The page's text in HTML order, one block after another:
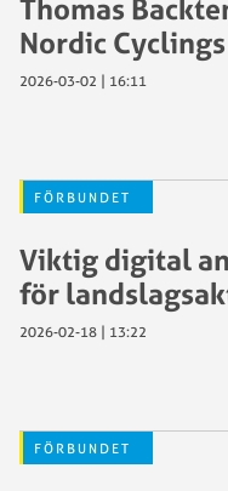
Thomas
Nordic
2026-03-02 | 16:11
FÖRBUNDET
Viktig digital
för
2026-02-18 | 13:22
FÖRBUNDET